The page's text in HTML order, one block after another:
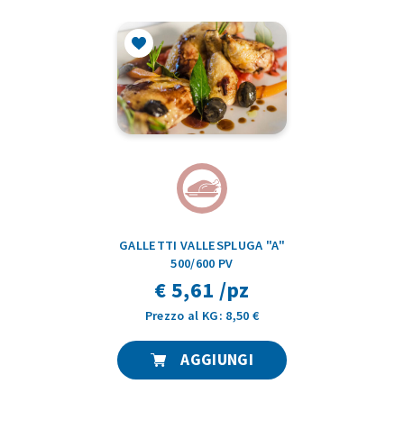
GALLETTI VALLESPLUGA "A"
500/600 PV
€ 5,61 /pz
Prezzo al KG: 8,50 €
AGGIUNGI